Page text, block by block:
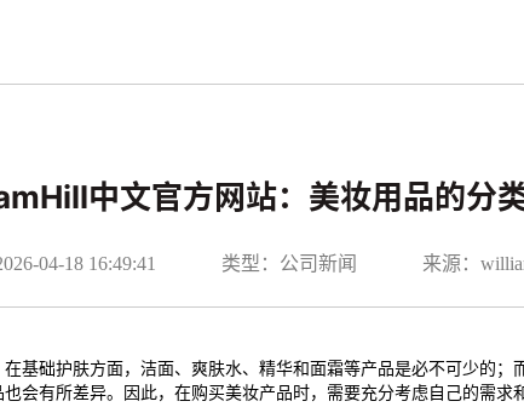
中文官方网站：美妆用品的分
04-18 16:49:41 类型：公司新闻 来源：
基础护肤方面，洁面、爽肤水、精华和面霜等产品是必不可少的
会有所差异。因此，在购买美妆产品时，需要充分考虑自己的需